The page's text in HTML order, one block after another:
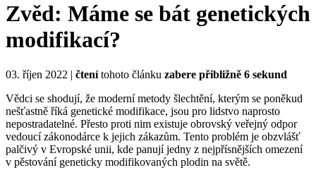
Zvěd: Máme se bát genetických
modifikací?
03. říjen 2022 | čtenítohoto článku zabere přibližně 6 sekund
Vědci se shodují, že moderní metody šlechtění, kterým se poněkud
nešťastně říká genetické modifikace, jsou pro lidstvo naprosto
nepostradatelné. Přesto proti nim existuje obrovský veřejný odpor
vedoucí zákonodárce k jejich zákazům. Tento problém je obzvlášť
palčivý v Evropské unii, kde panují jedny z nejpřísnějších omezení
v pěstování geneticky modifikovaných plodin na světě.